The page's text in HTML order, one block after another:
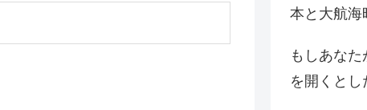
本と大航海
もしあな
を開くとし